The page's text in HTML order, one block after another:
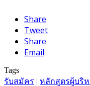
Share
Tweet
Share
Email
Tags
รับสมัคร | หลักสูตรผู้บริ